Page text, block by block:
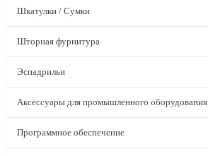
Шкатулки / Сумки
Шторная фурнитура
Эспадрильи
Аксессуары для промышленного оборудования
Программное обеспечение